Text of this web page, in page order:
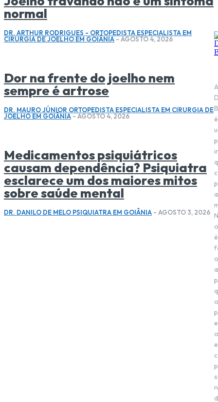
normal
DR. ARTHUR RODRIGUES - ORTOPEDISTA ESPECIALISTA EM
CIRURGIA DE JOELHO EM GOIÂNIA - AGOSTO 4, 2026
Dor na frente do joelho nem
sempre é artrose
DR. MAURO JÚNIOR ORTOPEDISTA ESPECIALISTA EM CIRURGIA DE
JOELHO EM GOIÂNIA - AGOSTO 4, 2026
Medicamentos psiquiátricos
causam dependência? Psiquiatra
esclarece um dos maiores mitos
sobre saúde mental
DR. DANILO DE MELO PSIQUIATRA EM GOIÂNIA - AGOSTO 3, 2026
A
é
a
é
o
o
o